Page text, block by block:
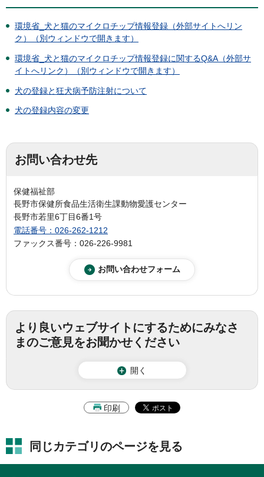
環境省_犬と猫のマイクロチップ情報登録（外部サイトへリン
ク）（別ウィンドウで開きます）
環境省_犬と猫のマイクロチップ情報登録に関するQ&A（外部サ
イトへリンク）（別ウィンドウで開きます）
犬の登録と狂犬病予防注射について
犬の登録内容の変更
お問い合わせ先
保健福祉部
長野市保健所食品生活衛生課動物愛護センター
長野市若里6丁目6番1号
電話番号：026-262-1212
ファックス番号：026-226-9981
より良いウェブサイトにするためにみなさ
まのご意見をお聞かせください
開く
印刷
同じカテゴリのページを見る